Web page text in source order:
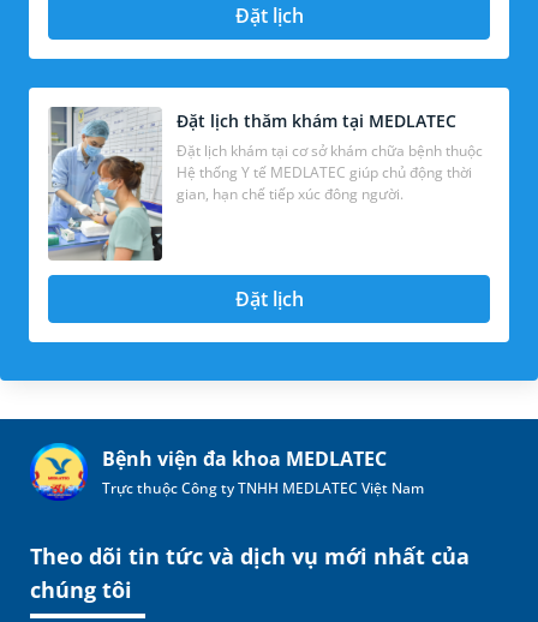
Đặt lịch
Đặt lịch thăm khám tại MEDLATEC
Đặt lịch khám tại cơ sở khám chữa bệnh thuộc
Hệ thống Y tế MEDLATEC giúp chủ động thời
gian, hạn chế tiếp xúc đông người.
Đặt lịch
Bệnh viện đa khoa MEDLATEC
Trực thuộc Công ty TNHH MEDLATEC Việt Nam
Theo dõi tin tức và dịch vụ mới nhất của
chúng tôi